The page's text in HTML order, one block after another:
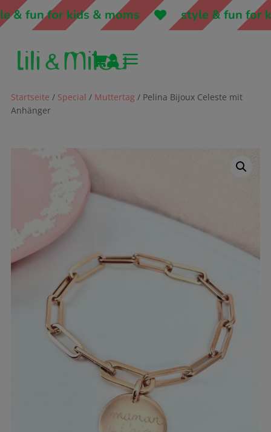
fun for kids & moms style & fun for
a
Startseite / Special / Muttertag / Pelina Bijoux Celeste mit
Anhänger